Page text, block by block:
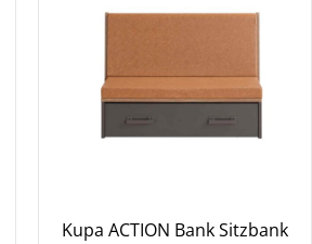
Kupa ACTION Bank Sitzbank